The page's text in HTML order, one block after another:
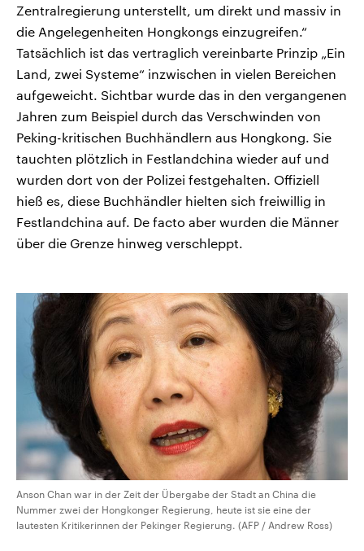
Zentralregierung unterstellt, um direkt und massiv in
die Angelegenheiten Hongkongs einzugreifen.“
Tatsächlich ist das vertraglich vereinbarte Prinzip „Ein
Land, zwei Systeme“ inzwischen in vielen Bereichen
aufgeweicht. Sichtbar wurde das in den vergangenen
Jahren zum Beispiel durch das Verschwinden von
Peking-kritischen Buchhändlern aus Hongkong. Sie
tauchten plötzlich in Festlandchina wieder auf und
wurden dort von der Polizei festgehalten. Offiziell
hieß es, diese Buchhändler hielten sich freiwillig in
Festlandchina auf. De facto aber wurden die Männer
über die Grenze hinweg verschleppt.
Anson Chan war in der Zeit der Übergabe der Stadt an China die
Nummer zwei der Hongkonger Regierung, heute ist sie eine der
lautesten Kritikerinnen der Pekinger Regierung. (AFP / Andrew Ross)